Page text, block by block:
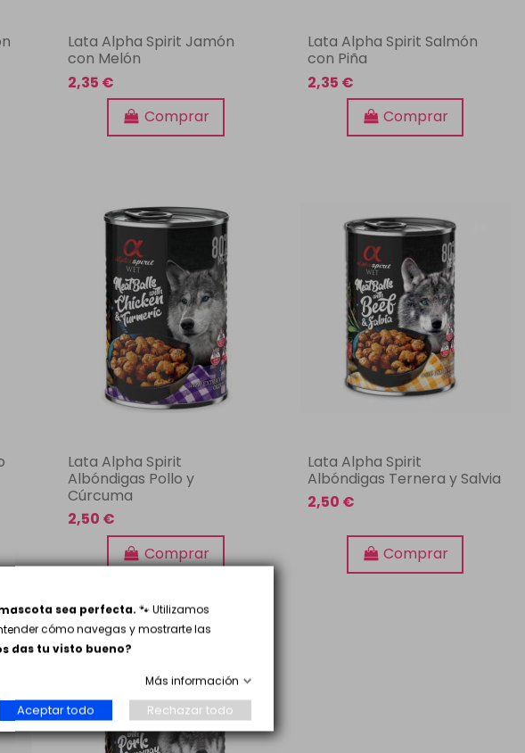
Lata Alpha Spirit Jamón
con Melón
2,35 €
Comprar
Lata Alpha Spirit Salmón
con Piña
2,35 €
Comprar
Lata Alpha Spirit
Albóndigas Pollo y
Cúrcuma
2,50 €
Comprar
Lata Alpha Spirit
Albóndigas Ternera y Salvia
2,50 €
Comprar
sea perfecta. 🐾 Utilizamos
cómo navegas y mostrarte las
das tu visto bueno?
Más información
Aceptar todo Rechazar todo